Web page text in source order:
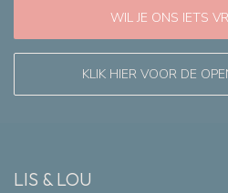
WIL JE ONS IETS
KLIK HIER VOOR DE
LIS & LOU